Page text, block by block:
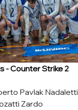
- Counter Strike 2
Pavlak Nadaletti
Zardo